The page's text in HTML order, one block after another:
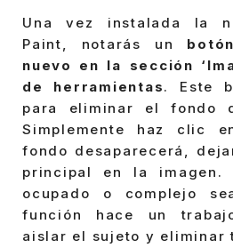
Una vez instalada la
Paint, notarás un
nuevo en la sección
de herramientas. Este
para eliminar el fondo
Simplemente haz clic
fondo desaparecerá,
principal en la imagen.
ocupado o complejo
función hace un
aislar el sujeto y eliminar